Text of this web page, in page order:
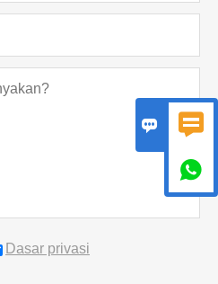
Dasar privasi
 
